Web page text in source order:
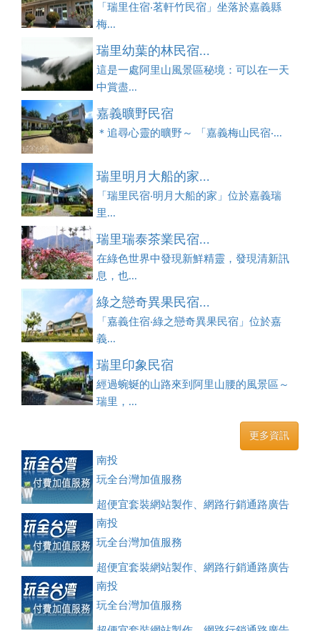
「瑞里住宿‧茗軒竹民宿」坐落於嘉義縣
梅...
瑞里幼葉的林民宿...
這是一處阿里山風景區秘境：可以在一天
中賞盡...
嘉義曠野民宿
＊追尋心靈的曠野～ 「嘉義梅山民宿‧...
瑞里明月大船的家...
「瑞里民宿‧明月大船的家」位於嘉義瑞
里...
瑞里瑞泰茶業民宿...
在綠色世界中發現新鮮精靈，發現清新訊
息，也...
綠之戀奇異果民宿...
「嘉義住宿‧綠之戀奇異果民宿」位於嘉
義...
瑞里印象民宿
經過蜿蜒的山路來到阿里山腰的風景區～
瑞里，...
更多資訊
南投
玩全台灣加值服務
超便宜套裝網站製作、網路行銷通路廣告
刊登、訂房系統、客房委託旅行社銷售，全面優惠中....
南投
玩全台灣加值服務
超便宜套裝網站製作、網路行銷通路廣告
刊登、訂房系統、客房委託旅行社銷售，全面優惠中....
南投
玩全台灣加值服務